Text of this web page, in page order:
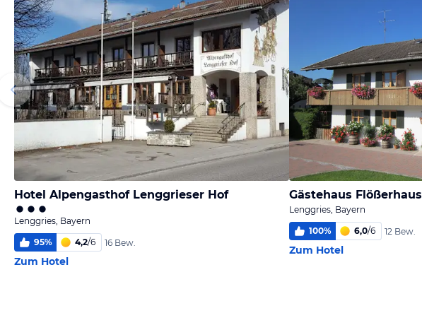
Hotel Alpengasthof Lenggrieser Hof
Lenggries, Bayern
95% 4,2/6 16 Bew.
Zum Hotel
Gästehaus Flößerhaus
Lenggries, Bayern
100% 6,0/6 12 Bew.
Zum Hotel